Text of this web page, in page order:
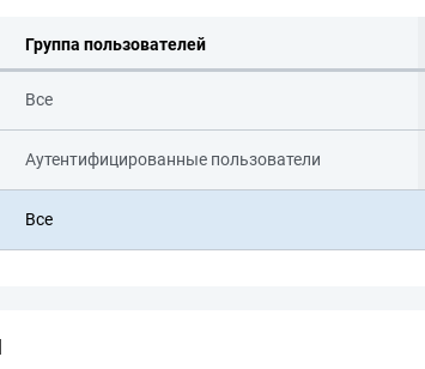
Группа пользователей
Все
Аутентифицированные пользователи
Все